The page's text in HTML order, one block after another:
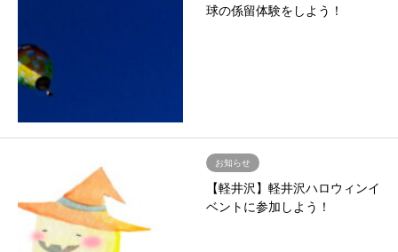
球の係留体験をしよう！
お知らせ
【軽井沢】軽井沢ハロウィンイ
ベントに参加しよう！